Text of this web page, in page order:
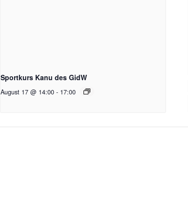
Sportkurs Kanu des GidW
August 17 @ 14:00 - 17:00